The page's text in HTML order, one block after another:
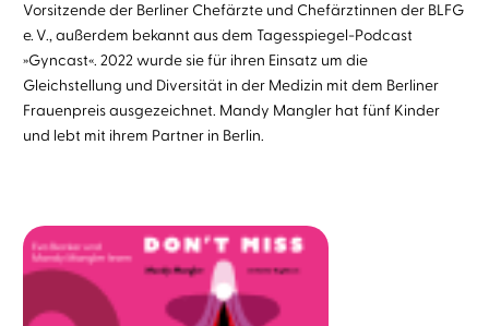
Vorsitzende der Berliner Chefärzte und Chefärztinnen der BLFG
e. V., außerdem bekannt aus dem Tagesspiegel-Podcast
»Gyncast«. 2022 wurde sie für ihren Einsatz um die
Gleichstellung und Diversität in der Medizin mit dem Berliner
Frauenpreis ausgezeichnet. Mandy Mangler hat fünf Kinder
und lebt mit ihrem Partner in Berlin.